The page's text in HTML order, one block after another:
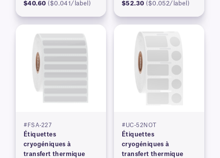
$40.60 ($0.041/label) $52.30 ($0.052/label)
#FSA-227
Étiquettes
cryogéniques à
transfert thermique
#UC-52NOT
Étiquettes
cryogéniques à
transfert thermique